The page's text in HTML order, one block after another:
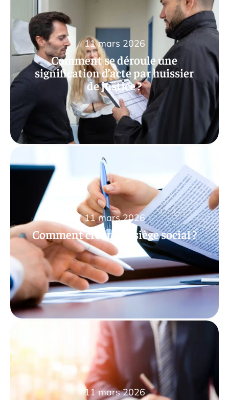
Comment se déroule une
signification d’acte par huissier
de justice ?
11 mars 2026
Comment créer son siège social ?
11 mars 2026
11 mars 2026